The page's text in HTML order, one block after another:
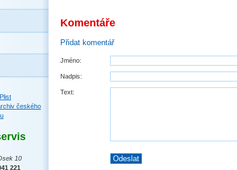
Komentáře
Přidat komentář
Jméno:
Nadpis:
Text:
10
221